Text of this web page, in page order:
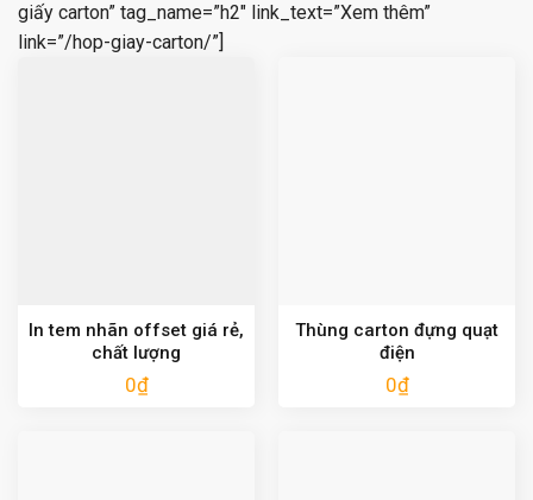
giấy carton” tag_name=”h2″ link_text=”Xem thêm”
link=”/hop-giay-carton/”]
In tem nhãn offset giá rẻ,
chất lượng
0₫
Thùng carton đựng quạt
điện
0₫